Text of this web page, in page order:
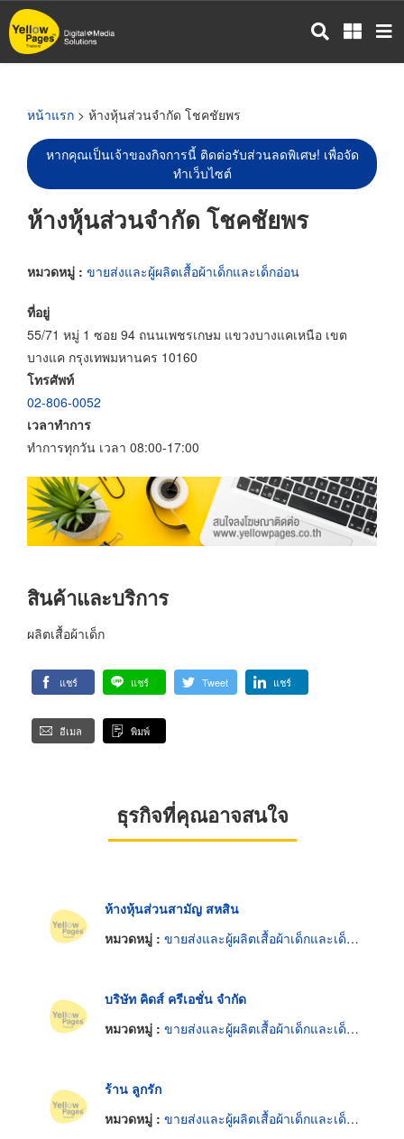
ข้าม
ไป
หน้าแรก > ห้างหุ้นส่วนจำกัด โชคชัยพร
หากคุณเป็นเจ้าของกิจการนี้ ติดต่อรับส่วนลดพิเศษ! เพื่อจัด
ทำเว็บไซต์
ห้างหุ้นส่วนจำกัด โชคชัยพร
หมวดหมู่ : ขายส่งและผู้ผลิตเสื้อผ้าเด็กและเด็กอ่อน
ที่อยู่
55/71 หมู่ 1 ซอย 94 ถนนเพชรเกษม แขวงบางแคเหนือ เขต
บางแค กรุงเทพมหานคร 10160
โทรศัพท์
02-806-0052
เวลาทำการ
ทำการทุกวัน เวลา 08:00-17:00
สินค้าและบริการ
ผลิตเสื้อผ้าเด็ก
แชร์ แชร์ Tweet แชร์
อีเมล พิมพ์
ธุรกิจที่คุณอาจสนใจ
ห้างหุ้นส่วนสามัญ สหสิน
หมวดหมู่ : ขายส่งและผู้ผลิตเสื้อผ้าเด็กและเด็กอ่อน
บริษัท คิดส์ ครีเอชั่น จำกัด
หมวดหมู่ : ขายส่งและผู้ผลิตเสื้อผ้าเด็กและเด็กอ่อน
ร้าน ลูกรัก
หมวดหมู่ : ขายส่งและผู้ผลิตเสื้อผ้าเด็กและเด็กอ่อน